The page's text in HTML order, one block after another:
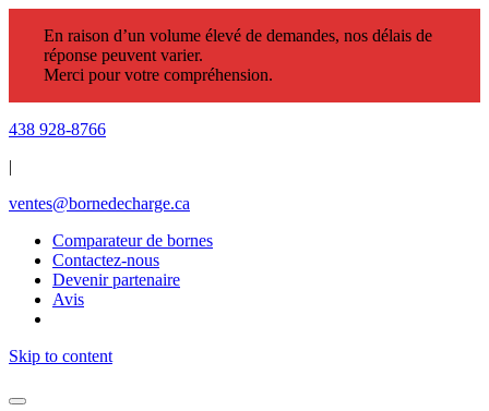
En raison d’un volume élevé de demandes, nos délais de
réponse peuvent varier.
Merci pour votre compréhension.
438 928-8766
|
ventes@bornedecharge.ca
Comparateur de bornes
Contactez-nous
Devenir partenaire
Avis
Skip to content